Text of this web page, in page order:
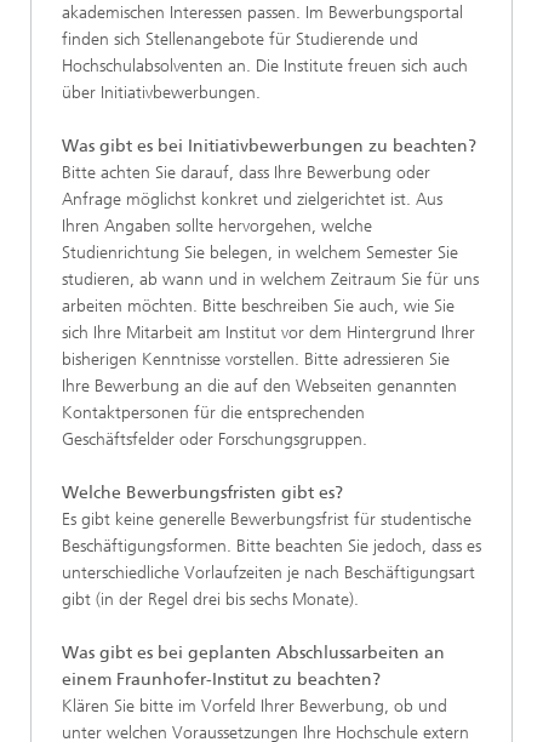
akademischen Interessen passen. Im Bewerbungsportal
finden sich Stellenangebote für Studierende und
Hochschulabsolventen an. Die Institute freuen sich auch
über Initiativbewerbungen.
Was gibt es bei Initiativbewerbungen zu beachten?
Bitte achten Sie darauf, dass Ihre Bewerbung oder
Anfrage möglichst konkret und zielgerichtet ist. Aus
Ihren Angaben sollte hervorgehen, welche
Studienrichtung Sie belegen, in welchem Semester Sie
studieren, ab wann und in welchem Zeitraum Sie für uns
arbeiten möchten. Bitte beschreiben Sie auch, wie Sie
sich Ihre Mitarbeit am Institut vor dem Hintergrund Ihrer
bisherigen Kenntnisse vorstellen. Bitte adressieren Sie
Ihre Bewerbung an die auf den Webseiten genannten
Kontaktpersonen für die entsprechenden
Geschäftsfelder oder Forschungsgruppen.
Welche Bewerbungsfristen gibt es?
Es gibt keine generelle Bewerbungsfrist für studentische
Beschäftigungsformen. Bitte beachten Sie jedoch, dass es
unterschiedliche Vorlaufzeiten je nach Beschäftigungsart
gibt (in der Regel drei bis sechs Monate).
Was gibt es bei geplanten Abschlussarbeiten an
einem Fraunhofer-Institut zu beachten?
Klären Sie bitte im Vorfeld Ihrer Bewerbung, ob und
unter welchen Voraussetzungen Ihre Hochschule extern